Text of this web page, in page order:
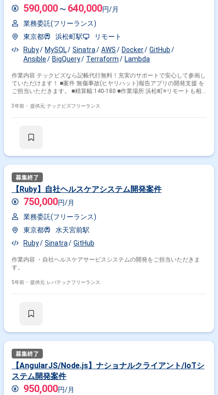
590,000 〜 640,000円/月
業務委託(フリーランス)
東京都
浜松町駅
リモート
Ruby
MySQL Sinatra AWS Docker
GitHub
Ansible
BigQuery Terraform Lambda
作業内容 テックビズなら記帳代行無料！充実のサポートで安心して参画し
ていただけます！ ■案件 無傷事故(ヒヤリハット)報告アプリの開発支援 を
ご担当いただきます。 ■精算幅:140-180 ■作業場所:浜松町※リモートも相
3年前・ 提供元: テックビズフリーランス
【Ruby】自社ヘルスケアシステム開発案件
750,000円/月
業務委託(フリーランス)
東京都
水天宮前駅
Ruby
Sinatra GitHub
作業内容 ・自社ヘルスケアサービスシステムの開発をご担当いただきま
す。
5年前・ 提供元: レバテックフリーランス
【AngularJS/Node.js】ナショナルクライアント/IoTシ
ステム開発案件
950,000円/月